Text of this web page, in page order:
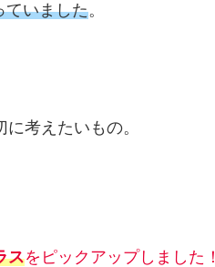
ていました。
考えたいもの。
スをピックアップしました！